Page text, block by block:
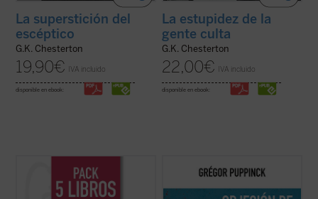
La superstición del
escéptico
G.K. Chesterton
19,90€ IVA incluido
disponible en ebook:
La estupidez de la
gente culta
G.K. Chesterton
22,00€ IVA incluido
disponible en ebook:
G.K. Chesterton fue uno de los escritores
más importantes del siglo XX. Publicó una
extensa colección de libros, ensayos y
artículos, poemas, obras de teatro, novelas
El derecho a la objeción de conciencia se
invoca cada vez más, ya se trate de la
la negativa a vacunarse o de cualquier otra